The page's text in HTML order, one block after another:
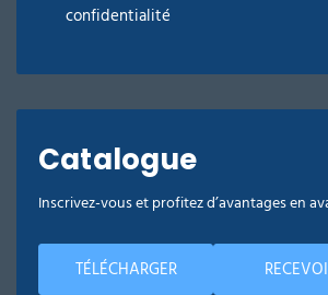
confidentialité
Catalogue
Inscrivez-vous et profitez d’avantages en
TÉLÉCHARGER